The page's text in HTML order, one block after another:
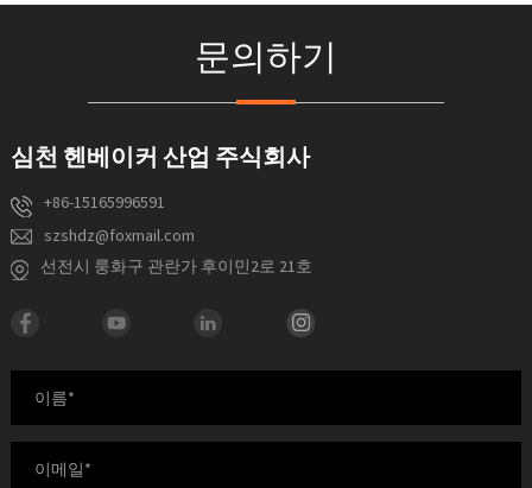
문의하기
심천 헨베이커 산업 주식회사
+86-15165996591
szshdz@foxmail.com
선전시 룽화구 관란가 후이민2로 21호